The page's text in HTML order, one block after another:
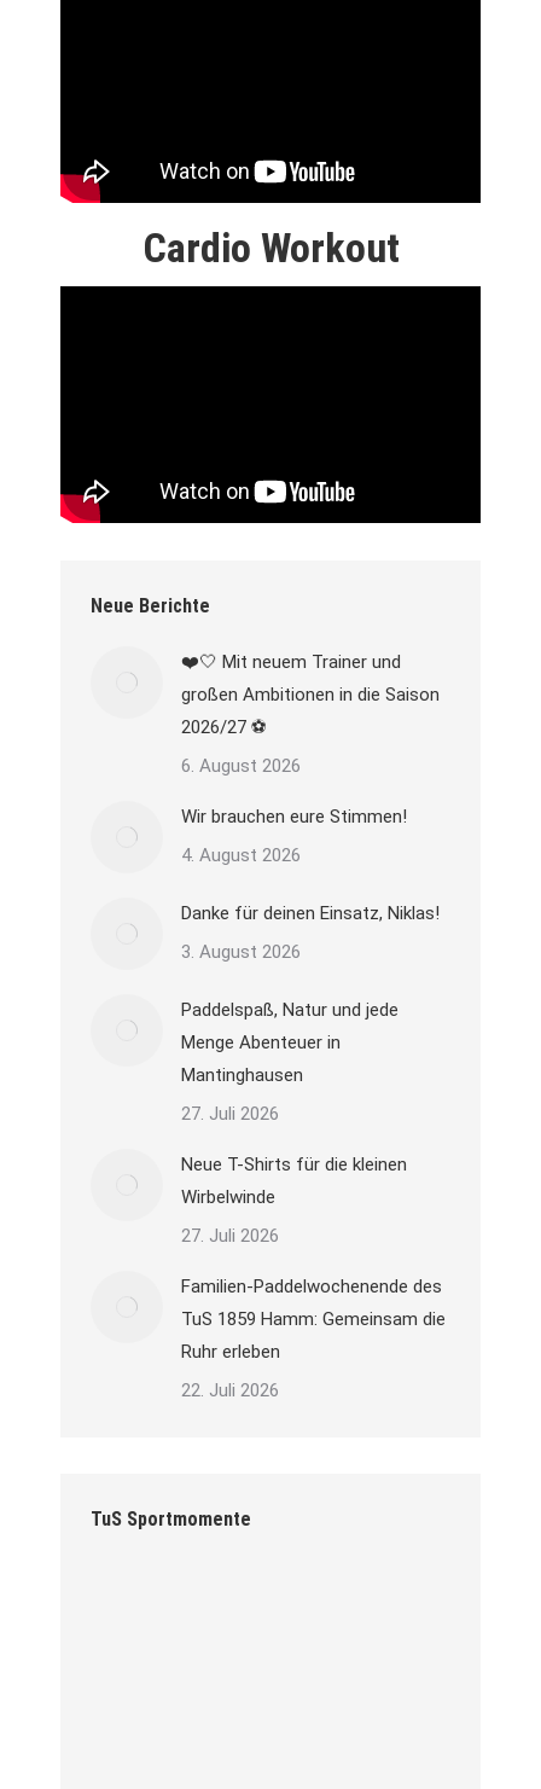
Cardio Workout
Neue Berichte
❤️🤍 Mit neuem Trainer und
großen Ambitionen in die Saison
2026/27 ⚽
6. August 2026
Wir brauchen eure Stimmen!
4. August 2026
Danke für deinen Einsatz, Niklas!
3. August 2026
Paddelspaß, Natur und jede
Menge Abenteuer in
Mantinghausen
27. Juli 2026
Neue T-Shirts für die kleinen
Wirbelwinde
27. Juli 2026
Familien-Paddelwochenende des
TuS 1859 Hamm: Gemeinsam die
Ruhr erleben
22. Juli 2026
TuS Sportmomente